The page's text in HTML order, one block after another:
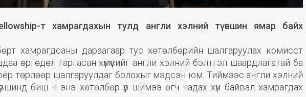
т хамрагдахын тулд англи хэлний түвшин ямар байх
хамрагдсаны дараагаар тус хөтөлбөрийн шалгаруулах комисст
өргөдөл гаргасан хүмүүсийг англи хэлний бэлтгэл шаардлагатай ба
төрлөөр шалгаруулдаг болохыг мэдсэн юм. Тиймээс англи хэлний
биш ч энэ хөтөлбөр үр шимээ өгч чадах хүн байвал хамрагдах